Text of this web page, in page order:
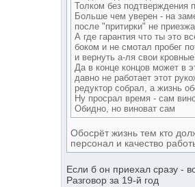
Толком без подтверждения
Больше чем уверен - на
после "притирки" не
А где гарантия что ты это
боком и не смотал пробег
и вернуть а-ля свои
Да в конце концов может в
давно не работает этот
редуктор собрал, а жизнь
Ну просрал время - сам
Обидно, но виноват сам
Обосрёт жизнь тем кто
персонал и качество
Если б он приехал сразу -
Разговор за 19-й год